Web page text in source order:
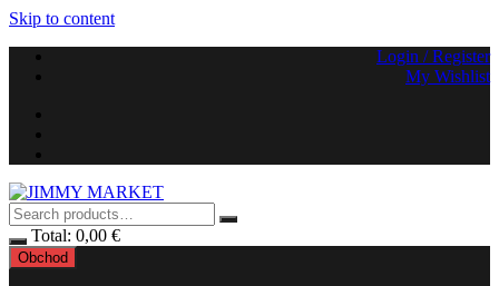
Skip to content
Login / Register
My Wishlist
Total: 0,00 €
Obchod